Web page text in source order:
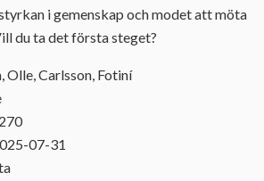
i gemenskap och modet att möta
du ta det första steget?
Olle, Carlsson, Fotiní
07-31